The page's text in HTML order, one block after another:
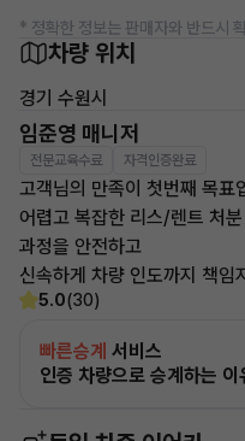
* 정확한 정보는 판매자와 반드시
차량 위치
경기 수원시
임준영 매니저
전문교육수료 자격인증완료
고객님의 만족이 첫번째 목표
어렵고 복잡한 리스/렌트 처
과정을 안전하고
신속하게 차량 인도까지 책임
5.0(30)
빠른승계 서비스
인증 차량으로 승계하는 이